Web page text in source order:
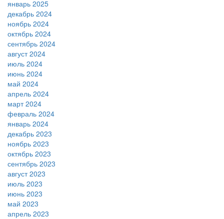
январь 2025
декабрь 2024
ноябрь 2024
октябрь 2024
сентябрь 2024
август 2024
июль 2024
июнь 2024
май 2024
апрель 2024
март 2024
февраль 2024
январь 2024
декабрь 2023
ноябрь 2023
октябрь 2023
сентябрь 2023
август 2023
июль 2023
июнь 2023
май 2023
апрель 2023